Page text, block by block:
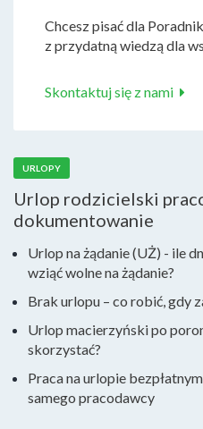
Chcesz pisać dla
z przydatną wiedzą dla
Skontaktuj się z nami
URLOPY
Urlop rodzicielski
dokumentowanie
Urlop na żądanie (UŻ) - ile
wziąć wolne na żądanie?
Brak urlopu – co robić, gdy
Urlop macierzyński po
skorzystać?
Praca na urlopie
samego pracodawcy